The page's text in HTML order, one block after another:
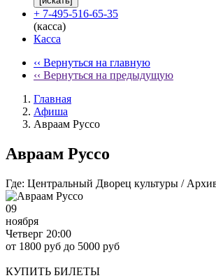
+ 7-495-516-65-35
(касса)
Касса
‹‹ Вернуться на главную
‹‹ Вернуться на предыдущую
Главная
Афиша
Авраам Руссо
Авраам Руссо
Где: Центральный Дворец культуры /
09
ноября
Четверг 20:00
от 1800 руб до 5000 руб
КУПИТЬ БИЛЕТЫ